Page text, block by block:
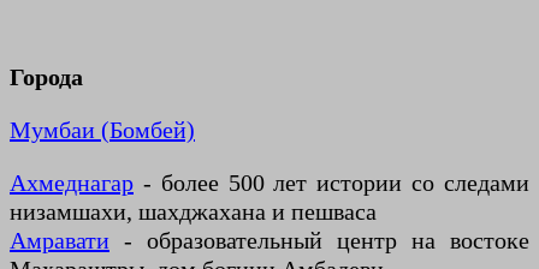
Города
Мумбаи (Бомбей)
Ахмеднагар - более 500 лет истории со следами
низамшахи, шахджахана и пешваса
Амравати - образовательный центр на востоке